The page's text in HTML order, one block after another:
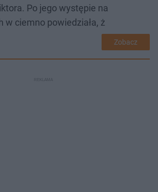
Po jego występie na
w ciemno powiedziała, ż
Zobacz